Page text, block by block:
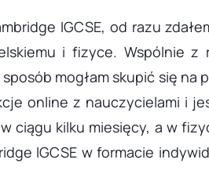
IGCSE, od razu
i fizyce. Wspólnie
mogłam skupić się
online z nauczycielami i
ciągu kilku miesięcy, a w
IGCSE w formacie